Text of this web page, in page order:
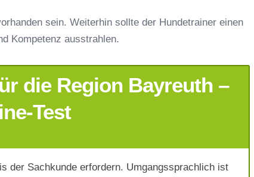
sein. Weiterhin sollte der Hundetrainer einen
Kompetenz ausstrahlen.
die Region Bayreuth –
Test
der Sachkunde erfordern. Umgangssprachlich ist